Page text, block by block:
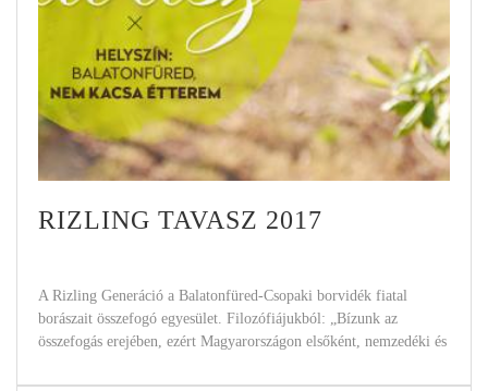
RIZLING TAVASZ 2017
A Rizling Generáció a Balatonfüred-Csopaki borvidék fiatal
borászait összefogó egyesület. Filozófiájukból: „Bízunk az
összefogás erejében, ezért Magyarországon elsőként, nemzedéki és